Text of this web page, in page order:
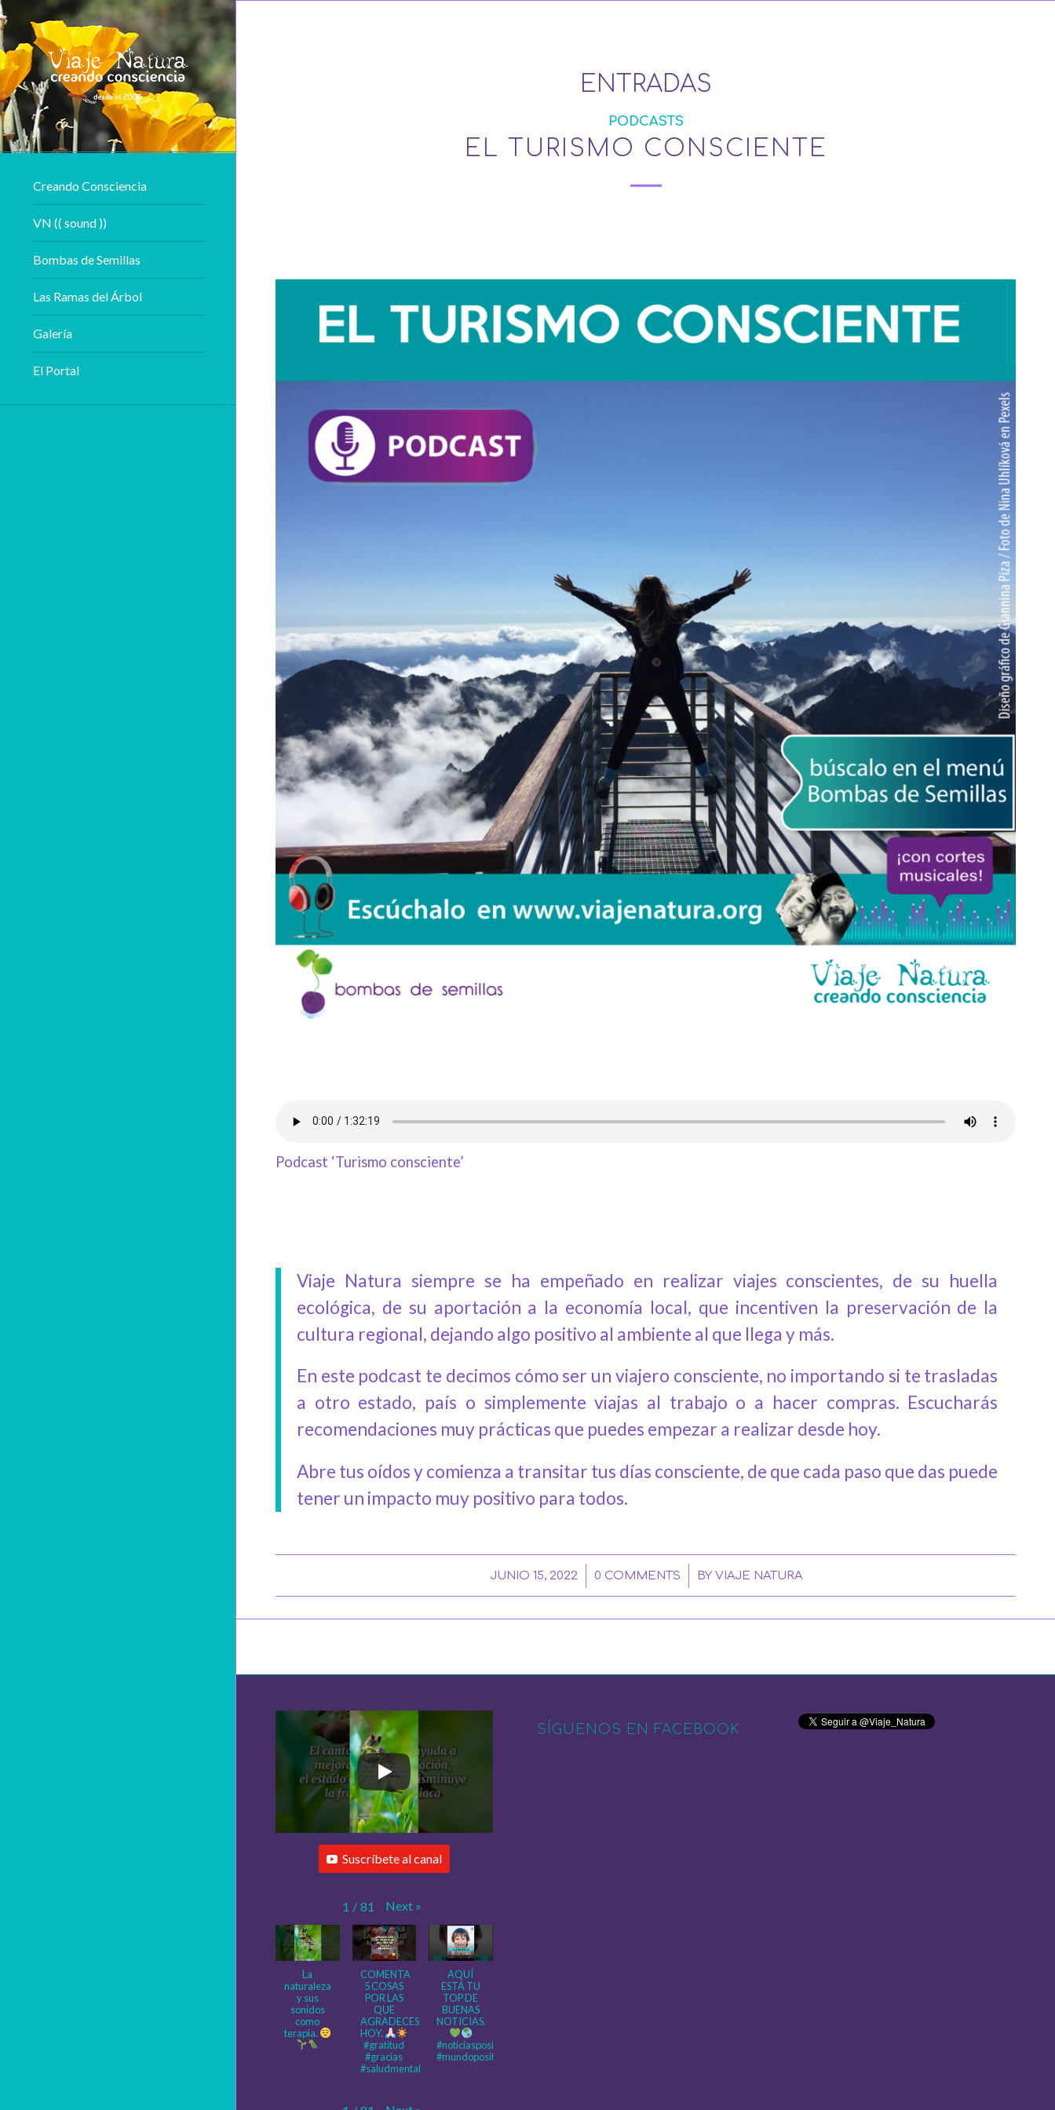
Creando Consciencia
VN (( sound ))
Bombas de Semillas
Las Ramas del Árbol
Galería
El Portal
ENTRADAS
PODCASTS
EL TURISMO CONSCIENTE
Podcast ‘Turismo consciente’
Viaje Natura siempre se ha empeñado en realizar viajes conscientes, de su huella
ecológica, de su aportación a la economía local, que incentiven la preservación de la
cultura regional, dejando algo positivo al ambiente al que llega y más.
En este podcast te decimos cómo ser un viajero consciente, no importando si te trasladas
a otro estado, país o simplemente viajas al trabajo o a hacer compras. Escucharás
recomendaciones muy prácticas que puedes empezar a realizar desde hoy.
Abre tus oídos y comienza a transitar tus días consciente, de que cada paso que das puede
tener un impacto muy positivo para todos.
JUNIO 15, 2022
/ 0 COMMENTS
/ BY VIAJE NATURA
Suscríbete al canal
1 / 81 Next »
La
naturaleza
y sus
sonidos
como
terapia.
COMENTA
5 COSAS
POR LAS
QUE
AGRADECES
HOY.
#gratitud
#gracias
#saludmental
AQUÍ
ESTÁ TU
TOP DE
BUENAS
NOTICIAS.
#noticiaspositivas
#mundopositivo
SÍGUENOS EN FACEBOOK